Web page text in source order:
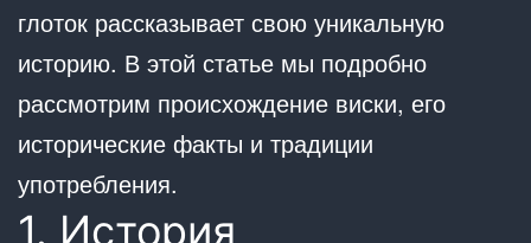
глоток рассказывает свою уникальную
историю. В этой статье мы подробно
рассмотрим происхождение виски, его
исторические факты и традиции
употребления.
1. История